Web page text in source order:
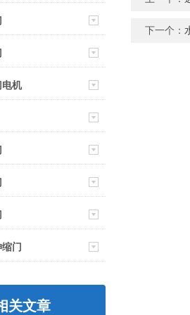
电机
门
关文章
下一个：